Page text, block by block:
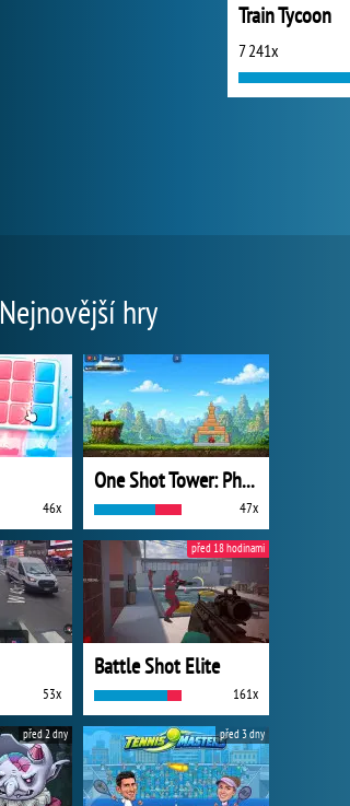
Train Tycoon
7 241x
Nejnovější hry
46x
One Shot Tower: Physics Destroyer
47x
53x
Battle Shot Elite
161x
před 18 hodinami
před 2 dny před 3 dny